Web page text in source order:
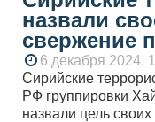
назвали
свержение
6 декабря 2024,
Сирийские
РФ группировки
назвали цель